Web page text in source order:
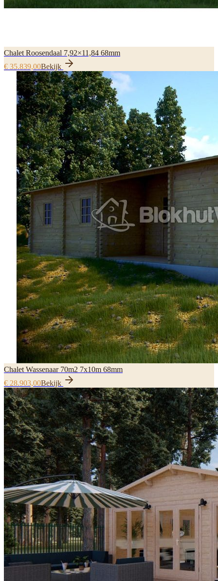
Chalet Roosendaal 7,92×11,84 68mm
€ 35.839,00Bekijk
Chalet Wassenaar 70m2 7x10m 68mm
€ 28.903,00Bekijk